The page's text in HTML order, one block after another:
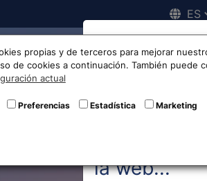
Compra online
la web...
y
propias y de terceros para mejorar
de cookies a continuación. También puede
actual
Preferencias Estadística Marketing